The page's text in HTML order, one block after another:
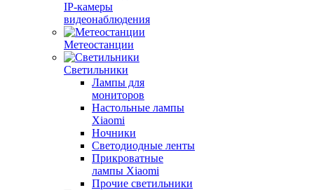
IP-камеры
видеонаблюдения
Метеостанции
Светильники
Лампы для
мониторов
Настольные лампы
Xiaomi
Ночники
Светодиодные ленты
Прикроватные
лампы Xiaomi
Прочие светильники